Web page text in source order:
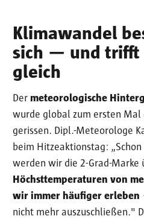
Klimawandel
sich — und trifft
gleich
Der meteorologische
wurde global zum ersten Mal
gerissen. Dipl.-Meteorologe
beim Hitzeaktionstag:
werden wir die 2-Grad-Marke
Höchsttemperaturen von
wir immer häufiger erleben
nicht mehr auszuschließen."